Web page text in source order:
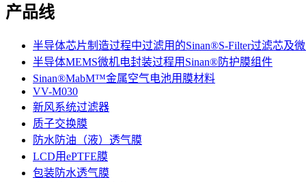
产品线
半导体芯片制造过程中过滤用的Sinan®S-Filter过滤芯及
半导体MEMS微机电封装过程用Sinan®防护膜组件
Sinan®MabM™金属空气电池用膜材料
VV-M030
新风系统过滤器
质子交换膜
防水防油（液）透气膜
LCD用ePTFE膜
包装防水透气膜